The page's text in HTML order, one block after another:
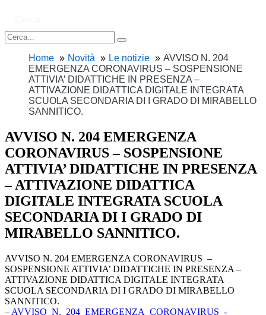
Home Novità Le notizie
AVVISO N. 204
EMERGENZA CORONAVIRUS – SOSPENSIONE
ATTIVIA’ DIDATTICHE IN PRESENZA –
ATTIVAZIONE DIDATTICA DIGITALE INTEGRATA
SCUOLA SECONDARIA DI I GRADO DI MIRABELLO
SANNITICO.
AVVISO N. 204 EMERGENZA
CORONAVIRUS – SOSPENSIONE
ATTIVIA’ DIDATTICHE IN PRESENZA
– ATTIVAZIONE DIDATTICA
DIGITALE INTEGRATA SCUOLA
SECONDARIA DI I GRADO DI
MIRABELLO SANNITICO.
AVVISO N. 204 EMERGENZA CORONAVIRUS –
SOSPENSIONE ATTIVIA’ DIDATTICHE IN PRESENZA –
ATTIVAZIONE DIDATTICA DIGITALE INTEGRATA
SCUOLA SECONDARIA DI I GRADO DI MIRABELLO
SANNITICO.
– AVVISO_N._204_EMERGENZA_CORONAVIRUS_-